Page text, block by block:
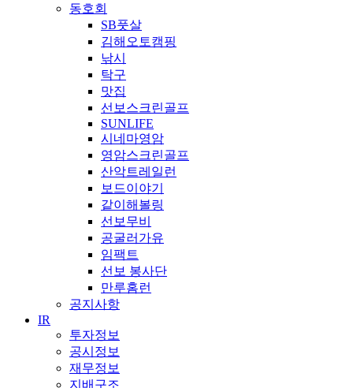
동호회
SB풋살
김해오토캠핑
낚시
탁구
맛집
선보스크린골프
SUNLIFE
시네마영암
영암스크린골프
산악트레일런
보드이야기
같이해볼링
선보무비
공굴러가유
임팩트
선보 봉사단
만루홈런
공지사항
IR
투자정보
공시정보
재무정보
지배구조